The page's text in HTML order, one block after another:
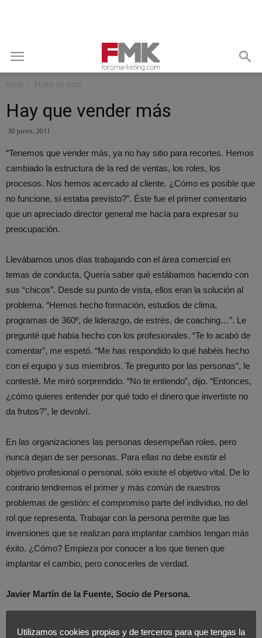
Inicio Punto de vista
Hay que vender más
30 junio, 2011
“Tenemos que vender más, ya no hay sitio para recortes. Hemos
cambiado la estructura de la red de ventas, los roles, los
procesos. Nos hemos acercado al cliente. ¿Cómo es posible que
no funcione, si estaba previsto?”. Éste fue el primer comentario
que un apreciado director general me hacía para expresar su
preocupación.
Llevábamos unos días trabajando con el área comercial en
temas de conducta. Quería saber qué estábamos haciendo con
sus “chicos”. Desde su punto de vista, ellos eran la solución al
problema. “Hemos hecho formación, estudios de clima,
programas de 360º, de liderazgo, de estrés, de coaching…”. Le
pregunté qué había hecho con los profesionales. “Te lo acabó de
comentar”, me espetó. “Me has respondido lo qué habéis hecho
con el equipo y sus miembros. Te pregunto por las personas”, le
contesté. Me miró sorprendido. “No te entiendo”, dijo. “Entonces,
¿cómo quieres entender por qué todo el dinero que invertiste no
da frutos?”, le devolví.
En las organizaciones las personas desempeñan roles, pero
nunca dejan de ser personas. Para ellas no debe existir el
objetivo profesional o personal, sólo existe el objetivo vital. De lo
contrario tendremos el primer y más común de nuestros
problemas de gestión: el compromiso parte del individuo, no del
rol que representa. Trabajar con la persona permite que las
inversiones que se realizan para implantar cambios tengan más
éxito. ¿Cómo? Empieza por conocer a los que tienen que
implantar el cambio, pero conocerles de verdad.
Javier Martín de la Fuente, Socio de Persona.
Utilizamos cookies propias y de terceros para que tengas la